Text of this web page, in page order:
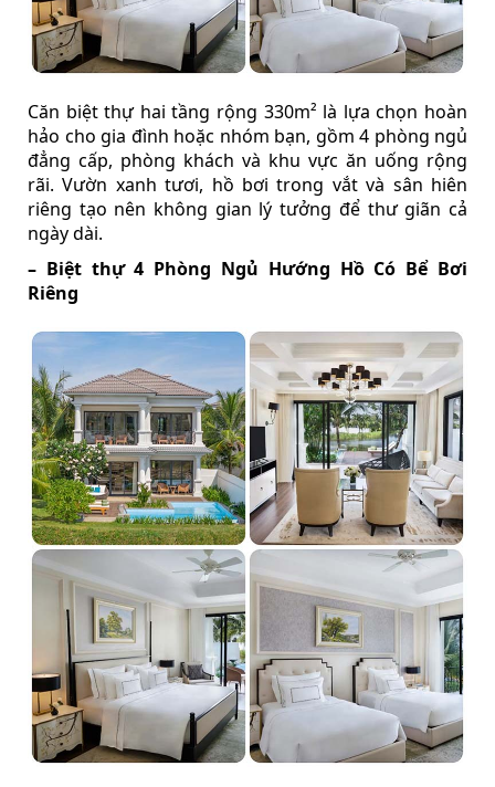
Căn biệt thự hai tầng rộng 330m² là lựa chọn hoàn
hảo cho gia đình hoặc nhóm bạn, gồm 4 phòng ngủ
đẳng cấp, phòng khách và khu vực ăn uống rộng
rãi. Vườn xanh tươi, hồ bơi trong vắt và sân hiên
riêng tạo nên không gian lý tưởng để thư giãn cả
ngày dài.
– Biệt thự 4 Phòng Ngủ Hướng Hồ Có Bể Bơi
Riêng